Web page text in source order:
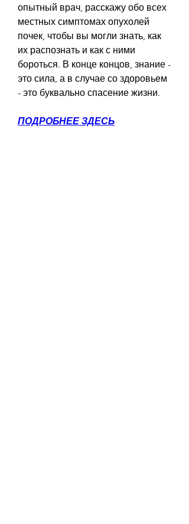
опытный врач, расскажу обо всех
местных симптомах опухолей
почек, чтобы вы могли знать, как
их распознать и как с ними
бороться. В конце концов, знание -
это сила, а в случае со здоровьем
- это буквально спасение жизни.
ПОДРОБНЕЕ ЗДЕСЬ